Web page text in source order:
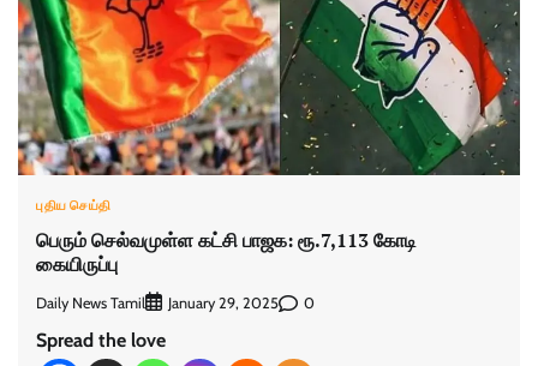
புதிய செய்தி
பெரும் செல்வமுள்ள கட்சி பாஜக: ரூ.7,113 கோடி
கையிருப்பு
Daily News Tamil January 29, 2025 0
Spread the love